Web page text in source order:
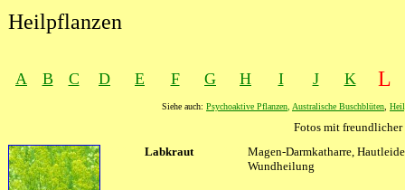
Heilpflanzen
A B C D E F G H I J K L
Siehe auch: Psychoaktive Pflanzen Australische Buschblüten
Fotos mit
Labkraut
Magen-Darmkatharre,
Wundheilung